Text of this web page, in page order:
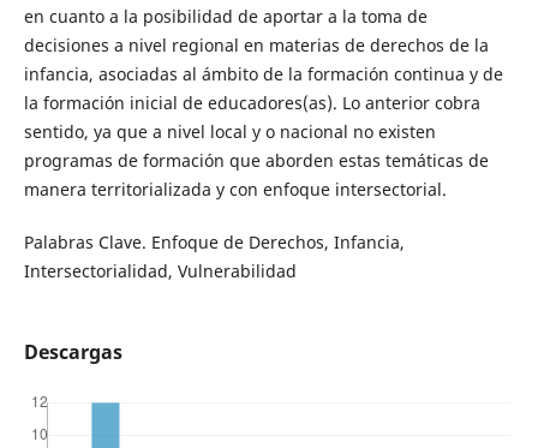
en cuanto a la posibilidad de aportar a la toma de
decisiones a nivel regional en materias de derechos de la
infancia, asociadas al ámbito de la formación continua y de
la formación inicial de educadores(as). Lo anterior cobra
sentido, ya que a nivel local y o nacional no existen
programas de formación que aborden estas temáticas de
manera territorializada y con enfoque intersectorial.
Palabras Clave. Enfoque de Derechos, Infancia,
Intersectorialidad, Vulnerabilidad
Descargas